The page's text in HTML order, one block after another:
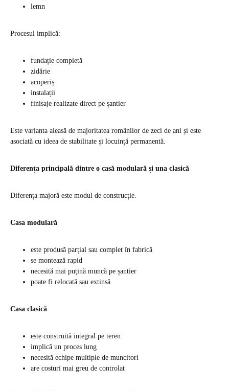
lemn
Procesul implică:
fundație completă
zidărie
acoperiș
instalații
finisaje realizate direct pe șantier
Este varianta aleasă de majoritatea românilor de zeci de ani și este
asociată cu ideea de stabilitate și locuință permanentă.
Diferența principală dintre o casă modulară și una clasică
Diferența majoră este modul de construcție.
Casa modulară
este produsă parțial sau complet în fabrică
se montează rapid
necesită mai puțină muncă pe șantier
poate fi relocată sau extinsă
Casa clasică
este construită integral pe teren
implică un proces lung
necesită echipe multiple de muncitori
are costuri mai greu de controlat